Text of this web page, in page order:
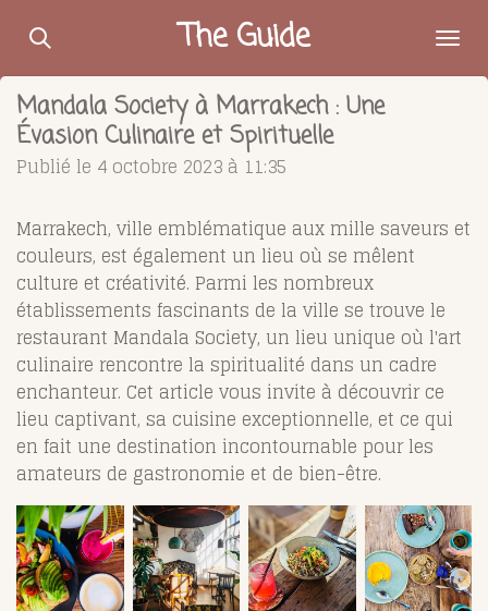
Passer
contenu
principal
The Guide
Mandala Society à Marrakech : Une
Évasion Culinaire et Spirituelle
Publié le 4 octobre 2023 à 11:35
Marrakech, ville emblématique aux mille saveurs et
couleurs, est également un lieu où se mêlent
culture et créativité. Parmi les nombreux
établissements fascinants de la ville se trouve le
restaurant Mandala Society, un lieu unique où l'art
culinaire rencontre la spiritualité dans un cadre
enchanteur. Cet article vous invite à découvrir ce
lieu captivant, sa cuisine exceptionnelle, et ce qui
en fait une destination incontournable pour les
amateurs de gastronomie et de bien-être.